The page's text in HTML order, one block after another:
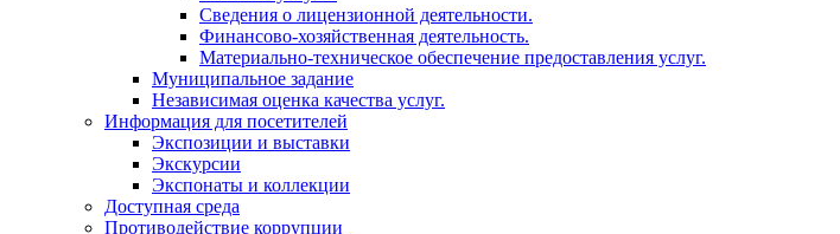
Сведения о лицензионной деятельности.
Финансово-хозяйственная деятельность.
Материально-техническое обеспечение предоставления услуг.
Муниципальное задание
Независимая оценка качества услуг.
Информация для посетителей
Экспозиции и выставки
Экскурсии
Экспонаты и коллекции
Доступная среда
Противодействие коррупции